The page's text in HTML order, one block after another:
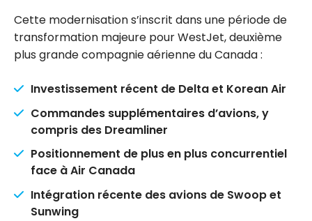
Cette modernisation s’inscrit dans une période de
transformation majeure pour WestJet, deuxième
plus grande compagnie aérienne du Canada :
Investissement récent de Delta et Korean Air
Commandes supplémentaires d’avions, y
compris des Dreamliner
Positionnement de plus en plus concurrentiel
face à Air Canada
Intégration récente des avions de Swoop et
Sunwing